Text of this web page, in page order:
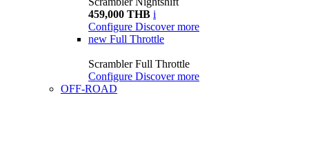
459,000 THB i
Configure Discover more
new Full Throttle
Scrambler Full Throttle
Configure Discover more
OFF-ROAD